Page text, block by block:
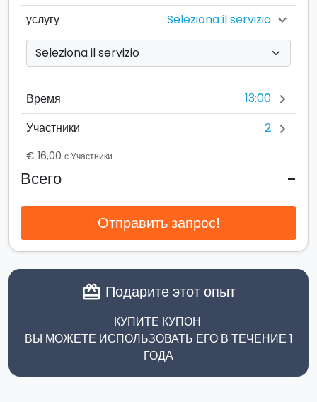
услугу Seleziona il servizio chevron_right
Время 13:00 chevron_right
Участники 2 chevron_right
€ 16,00 с Участники
Всего -
Отправить запрос!
card_giftcard Подарите этот опыт
КУПИТЕ КУПОН
ВЫ МОЖЕТЕ ИСПОЛЬЗОВАТЬ ЕГО В ТЕЧЕНИЕ 1
ГОДА